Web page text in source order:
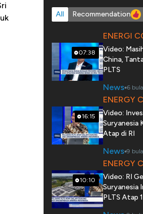
All Recommendation
07:38
ENERGI
Video:
China,
PLTS
News 6
16:15
ENERGY
Video:
Suryanesia
Atap di RI
News 9
10:10
ENERGY
Video: RI
Suryanesia
PLTS Atap